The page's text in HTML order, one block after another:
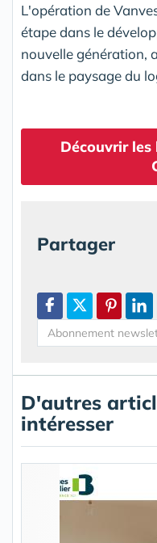
L'opération de
étape dans le
nouvelle génération,
dans le paysage du
Découvrir
Partager
D'autres
intéresser